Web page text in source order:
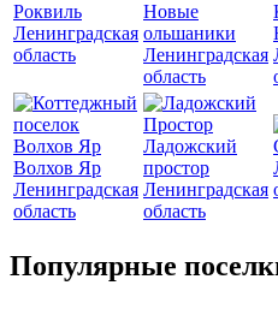
Роквиль
Ленинградская
область
Новые
ольшаники
Ленинградская
область
Волхов Яр
Ленинградская
область
Ладожский
простор
Ленинградская
область
Популярные